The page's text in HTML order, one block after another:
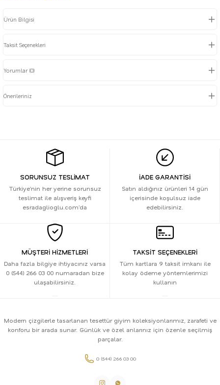
Ürün Bilgisi
Taksit Seçenekleri
Yorumlar (0)
Önerileriniz
SORUNSUZ TESLİMAT
Türkiye’nin her yerine sorunsuz
teslimat ile alışveriş keyfi
esradaglioglu.com’da
İADE GARANTİSİ
Satın aldığınız ürünleri 14 gün
içerisinde koşulsuz iade
edebilirsiniz.
MÜŞTERİ HİZMETLERİ
Daha fazla bilgiye ihtiyacınız varsa
0 (544) 266 03 00 numaradan bize
ulaşabilirsiniz.
TAKSİT SEÇENEKLERİ
Tüm kartlara 9 taksit imkanı ile
kolay ödeme yöntemlerimizi
kullanın
Modern çizgilerle tasarlanan tesettür giyim koleksiyonlarımız, zarafeti ve
konforu bir arada sunar. Günlük ve özel anlarınız için özenle seçilmiş
parçalar.
0 (544) 266 03 00